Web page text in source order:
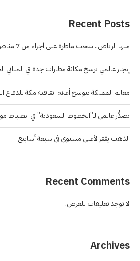
Recent Posts
منها الرياض.. سحب ماطرة على أجزاء من 7 مناطق
إنجاز عالمي يرسخ مكانة مطارات جدة في المباني
معالم المملكة تتوشح أعلام اتفاقية مكة للدفاع
تصدُّر عالمي لـ”الخطوط السعودية” في انضباط
الذهب يقفز لأعلى مستوى في سبعة أسابيع
Recent Comments
لا توجد تعليقات للعرض.
Archives